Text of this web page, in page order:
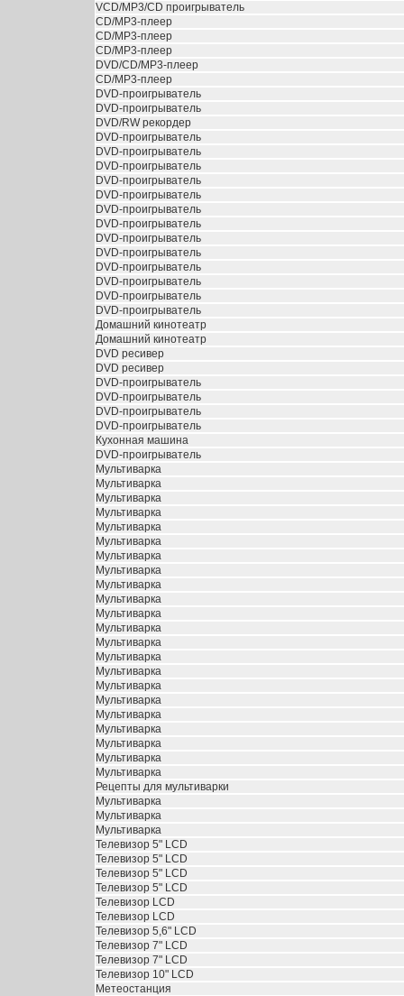
VCD/MP3/CD проигрыватель
CD/MP3-плеер
CD/MP3-плеер
CD/MP3-плеер
DVD/CD/MP3-плеер
CD/MP3-плеер
DVD-проигрыватель
DVD-проигрыватель
DVD/RW рекордер
DVD-проигрыватель
DVD-проигрыватель
DVD-проигрыватель
DVD-проигрыватель
DVD-проигрыватель
DVD-проигрыватель
DVD-проигрыватель
DVD-проигрыватель
DVD-проигрыватель
DVD-проигрыватель
DVD-проигрыватель
DVD-проигрыватель
DVD-проигрыватель
Домашний кинотеатр
Домашний кинотеатр
DVD ресивер
DVD ресивер
DVD-проигрыватель
DVD-проигрыватель
DVD-проигрыватель
DVD-проигрыватель
Кухонная машина
DVD-проигрыватель
Мультиварка
Мультиварка
Мультиварка
Мультиварка
Мультиварка
Мультиварка
Мультиварка
Мультиварка
Мультиварка
Мультиварка
Мультиварка
Мультиварка
Мультиварка
Мультиварка
Мультиварка
Мультиварка
Мультиварка
Мультиварка
Мультиварка
Мультиварка
Мультиварка
Мультиварка
Рецепты для мультиварки
Мультиварка
Мультиварка
Мультиварка
Телевизор 5" LCD
Телевизор 5" LCD
Телевизор 5" LCD
Телевизор 5" LCD
Телевизор LCD
Телевизор LCD
Телевизор 5,6" LCD
Телевизор 7" LCD
Телевизор 7" LCD
Телевизор 10" LCD
Метеостанция